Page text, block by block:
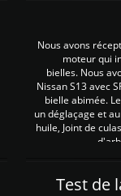
Nous avons
moteur qui
bielles. Nous
Nissan S13 avec
bielle abimée.
un déglaçage et
huile, Joint de
Test de